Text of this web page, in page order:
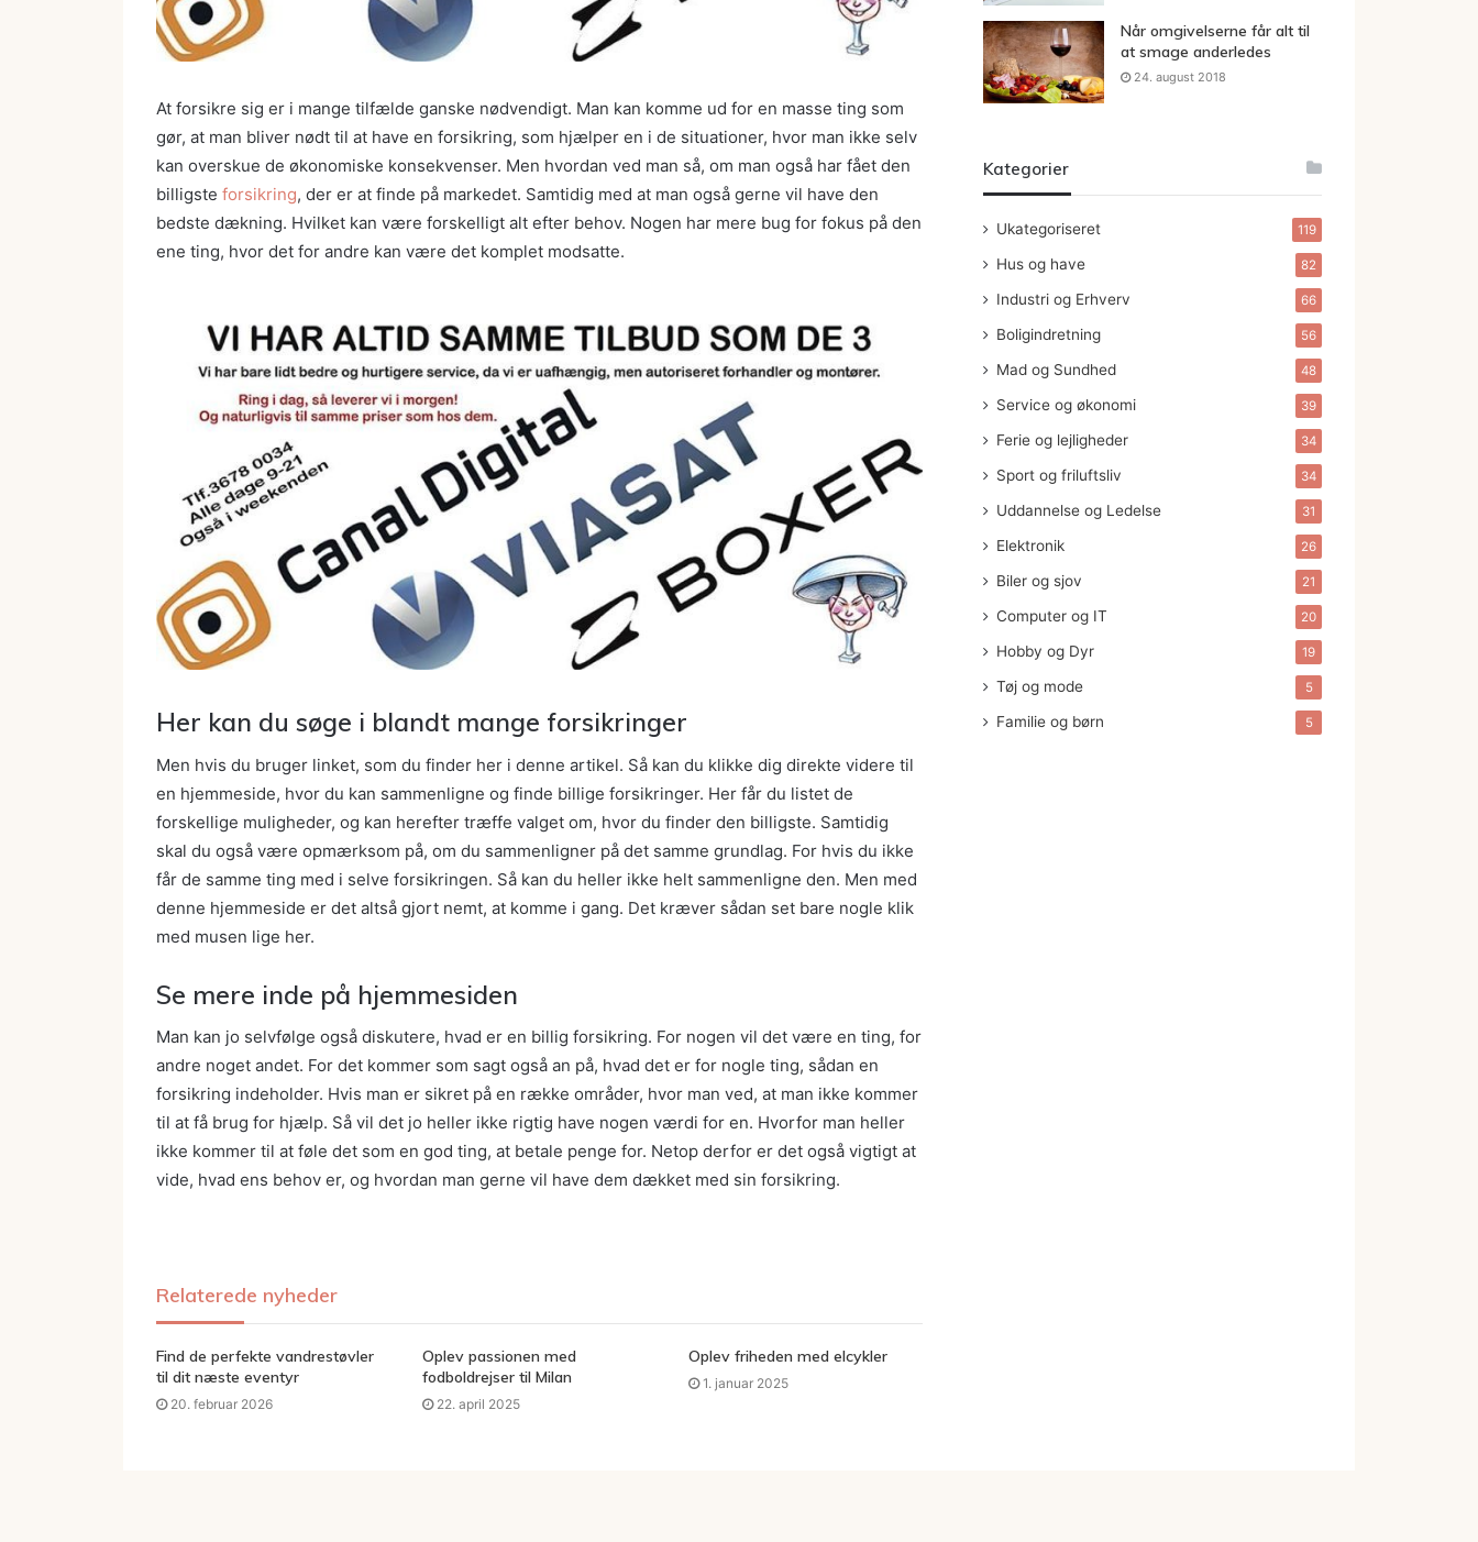
At forsikre sig er i mange tilfælde ganske nødvendigt. Man kan komme ud for en masse ting som
gør, at man bliver nødt til at have en forsikring, som hjælper en i de situationer, hvor man ikke selv
kan overskue de økonomiske konsekvenser. Men hvordan ved man så, om man også har fået den
billigste forsikring, der er at finde på markedet. Samtidig med at man også gerne vil have den
bedste dækning. Hvilket kan være forskelligt alt efter behov. Nogen har mere bug for fokus på den
ene ting, hvor det for andre kan være det komplet modsatte.
Her kan du søge i blandt mange forsikringer
Men hvis du bruger linket, som du finder her i denne artikel. Så kan du klikke dig direkte videre til
en hjemmeside, hvor du kan sammenligne og finde billige forsikringer. Her får du listet de
forskellige muligheder, og kan herefter træffe valget om, hvor du finder den billigste. Samtidig
skal du også være opmærksom på, om du sammenligner på det samme grundlag. For hvis du ikke
får de samme ting med i selve forsikringen. Så kan du heller ikke helt sammenligne den. Men med
denne hjemmeside er det altså gjort nemt, at komme i gang. Det kræver sådan set bare nogle klik
med musen lige her.
Se mere inde på hjemmesiden
Man kan jo selvfølge også diskutere, hvad er en billig forsikring. For nogen vil det være en ting, for
andre noget andet. For det kommer som sagt også an på, hvad det er for nogle ting, sådan en
forsikring indeholder. Hvis man er sikret på en række områder, hvor man ved, at man ikke kommer
til at få brug for hjælp. Så vil det jo heller ikke rigtig have nogen værdi for en. Hvorfor man heller
ikke kommer til at føle det som en god ting, at betale penge for. Netop derfor er det også vigtigt at
vide, hvad ens behov er, og hvordan man gerne vil have dem dækket med sin forsikring.
Relaterede nyheder
Find de perfekte vandrestøvler
til dit næste eventyr
20. februar 2026
Oplev passionen med
fodboldrejser til Milan
22. april 2025
Oplev friheden med elcykler
1. januar 2025
Når omgivelserne får alt til
at smage anderledes
24. august 2018
Kategorier
Ukategoriseret 119
Hus og have 82
Industri og Erhverv 66
Boligindretning 56
Mad og Sundhed 48
Service og økonomi 39
Ferie og lejligheder 34
Sport og friluftsliv 34
Uddannelse og Ledelse 31
Elektronik 26
Biler og sjov 21
Computer og IT 20
Hobby og Dyr 19
Tøj og mode 5
Familie og børn 5